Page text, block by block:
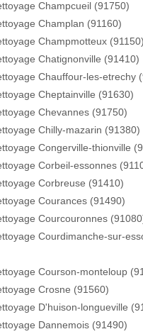
Champcueil (91750)
Champlan (91160)
Champmotteux (91150)
Chatignonville (91410)
Chauffour-les-etrechy
Cheptainville (91630)
Chevannes (91750)
Chilly-mazarin (91380)
Congerville-thionville
Corbeil-essonnes
Corbreuse (91410)
Courances (91490)
Courcouronnes
Courdimanche-sur-
Courson-monteloup
Crosne (91560)
D'huison-longueville
Dannemois (91490)